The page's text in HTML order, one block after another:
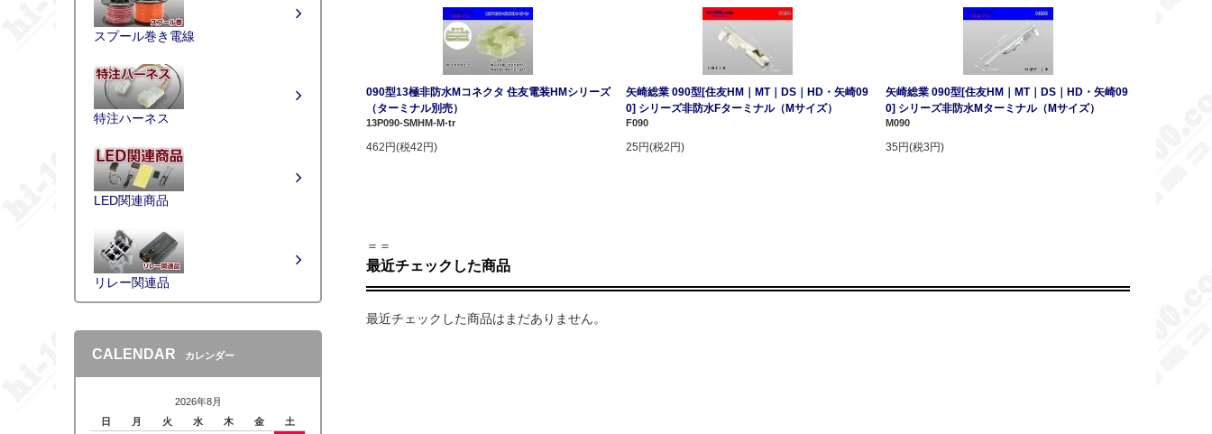
090型13極非防水Mコネクタ 住友電装HMシリーズ
（ターミナル別売）
13P090-SMHM-M-tr
462円(税42円)
矢崎総業 090型[住友HM｜MT｜DS｜HD・矢崎09
0] シリーズ非防水Fターミナル（Mサイズ）
F090
25円(税2円)
矢崎総業 090型[住友HM｜MT｜DS｜HD・矢崎09
0] シリーズ非防水Mターミナル（Mサイズ）
M090
35円(税3円)
＝＝
最近チェックした商品
最近チェックした商品はまだありません。
スプール巻き電線
特注ハーネス
LED関連商品
リレー関連品
CALENDAR カレンダー
2026年8月
日
月 火 水 木 金
土